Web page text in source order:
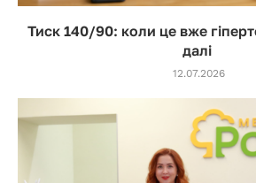
Тиск 140/90: коли це вже
далі
12.07.2026